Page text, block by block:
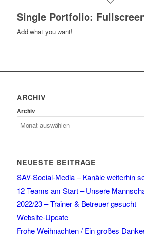
Single Portfolio:
Add what you want!
ARCHIV
Archiv
NEUESTE BEITRÄGE
SAV-Social-Media – Kanäle weiterhin
12 Teams am Start – Unsere
2022/23 – Trainer & Betreuer gesucht
Website-Update
Frohe Weihnachten / Ein großes